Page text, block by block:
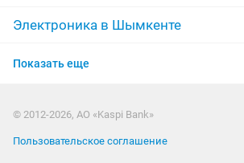
Электроника в Шымкенте
Электроника в Усть-Каменогорске
Электроника в Павлодаре
Показать еще
© 2012-2026, АО «Kaspi Bank»
Пользовательское соглашение